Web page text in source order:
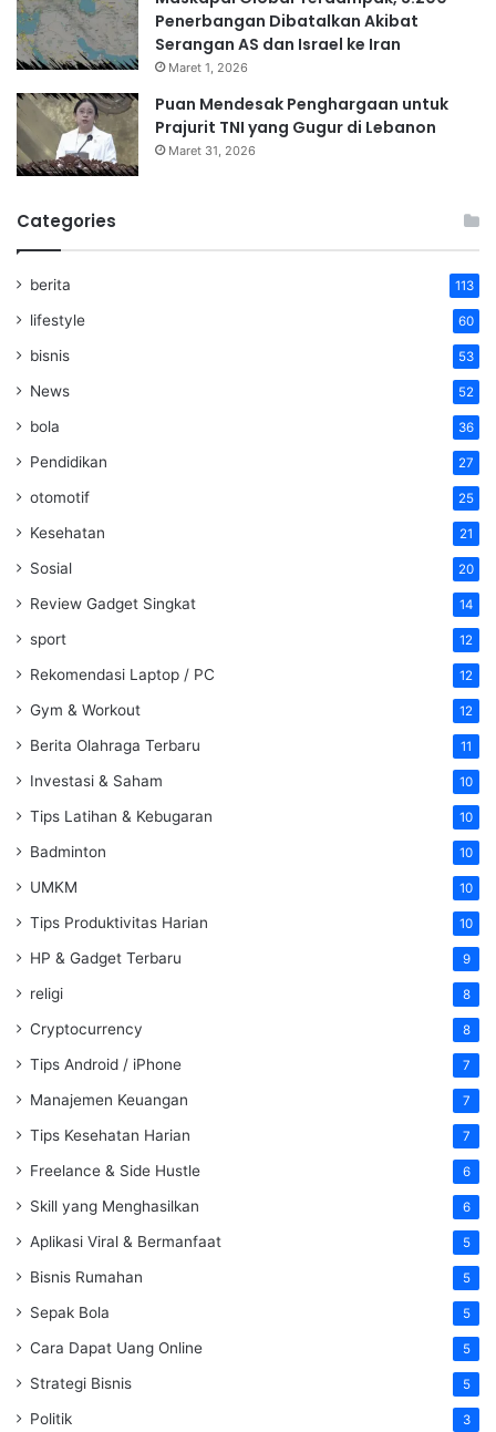
Penerbangan Dibatalkan Akibat
Serangan AS dan Israel ke Iran
Maret 1, 2026
Puan Mendesak Penghargaan untuk
Prajurit TNI yang Gugur di Lebanon
Maret 31, 2026
Categories
berita 113
lifestyle 60
bisnis 53
News 52
bola 36
Pendidikan 27
otomotif 25
Kesehatan 21
Sosial 20
Review Gadget Singkat 14
sport 12
Rekomendasi Laptop / PC 12
Gym & Workout 12
Berita Olahraga Terbaru 11
Investasi & Saham 10
Tips Latihan & Kebugaran 10
Badminton 10
UMKM 10
Tips Produktivitas Harian 10
HP & Gadget Terbaru 9
religi 8
Cryptocurrency 8
Tips Android / iPhone 7
Manajemen Keuangan 7
Tips Kesehatan Harian 7
Freelance & Side Hustle 6
Skill yang Menghasilkan 6
Aplikasi Viral & Bermanfaat 5
Bisnis Rumahan 5
Sepak Bola 5
Cara Dapat Uang Online 5
Strategi Bisnis 5
Politik 3